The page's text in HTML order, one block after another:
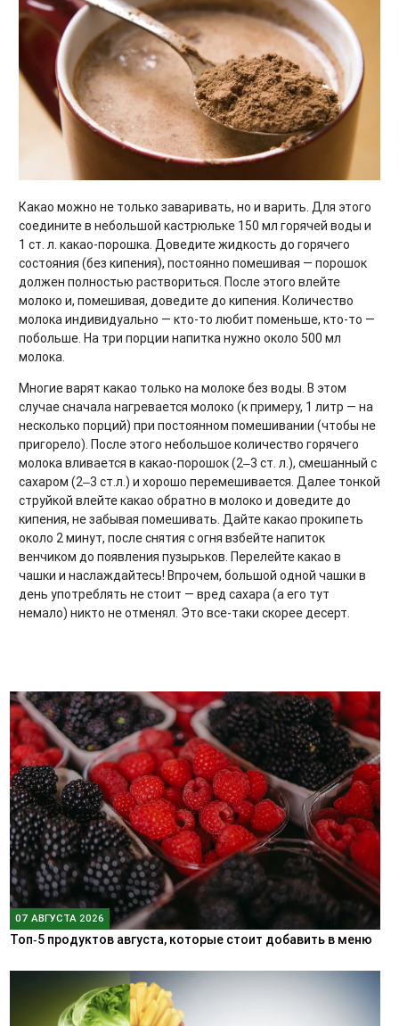
Какао можно не только заваривать, но и варить. Для этого
соедините в небольшой кастрюльке 150 мл горячей воды и
1 ст. л. какао-порошка. Доведите жидкость до горячего
состояния (без кипения), постоянно помешивая — порошок
должен полностью раствориться. После этого влейте
молоко и, помешивая, доведите до кипения. Количество
молока индивидуально — кто-то любит поменьше, кто-то —
побольше. На три порции напитка нужно около 500 мл
молока.
Многие варят какао только на молоке без воды. В этом
случае сначала нагревается молоко (к примеру, 1 литр — на
несколько порций) при постоянном помешивании (чтобы не
пригорело). После этого небольшое количество горячего
молока вливается в какао-порошок (2‒3 ст. л.), смешанный с
сахаром (2‒3 ст.л.) и хорошо перемешивается. Далее тонкой
струйкой влейте какао обратно в молоко и доведите до
кипения, не забывая помешивать. Дайте какао прокипеть
около 2 минут, после снятия с огня взбейте напиток
венчиком до появления пузырьков. Перелейте какао в
чашки и наслаждайтесь! Впрочем, большой одной чашки в
день употреблять не стоит — вред сахара (а его тут
немало) никто не отменял. Это все-таки скорее десерт.
07 АВГУСТА 2026
Топ‑5 продуктов августа, которые стоит добавить в меню